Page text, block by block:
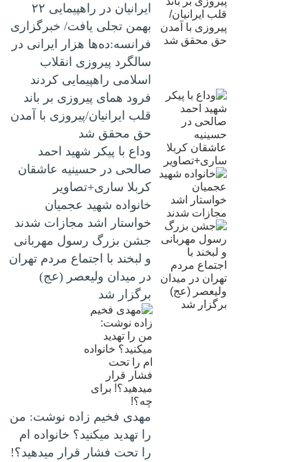
ایرانیان در راهپیمایی ۲۲
بهمن تجلی یافت/ خبرگزاری
فرانسه:ده‌ها هزار ایرانی در
سالگرد پیروزی انقلاب
اسلامی راهپیمایی کردند
فرود همای پیروزی بر باند
قلب ایرانیان/پیروزی با آمدن
حق محقق شد
وداع با پیکر شهید احمد
صالحی‌ در حسینیه عاشقان
کربلا ساری+تصاویر
خانواده شهید عجمیان
خواستار اشد مجازات شدند
جشن بزرگ رسول مهربانی
و لبخند با اجتماع مردم تهران
در میدان ولیعصر (عج)
برگزار شد
مهدی فخیم زاده نوشت: من
را تهدید میکنید؟ خانواده ام
را‌ تحت فشار قرار میدهید؟!